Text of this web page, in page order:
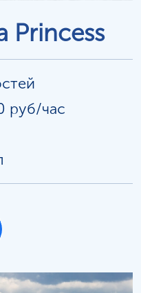
Princess
руб/час